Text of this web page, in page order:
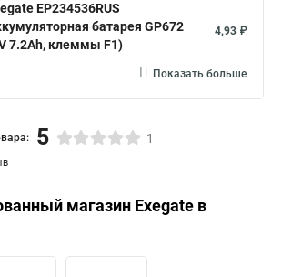
EP234536RUS
батарея GP672
7.2Ah, клеммы F1)
4,93 ₽
Показать больше
5 1
магазин Exegate в